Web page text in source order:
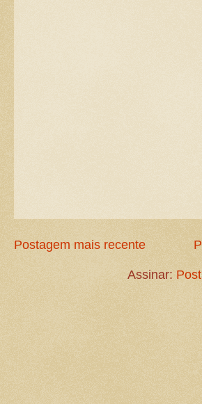
Postagem mais recente
Assinar: